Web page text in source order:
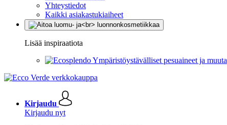
Yhteystiedot
Kaikki asiakastukiaiheet
Lisää inspiraatiota
Ympäristöystävälliset pesuaineet ja muuta
Kirjaudu
Kirjaudu nyt